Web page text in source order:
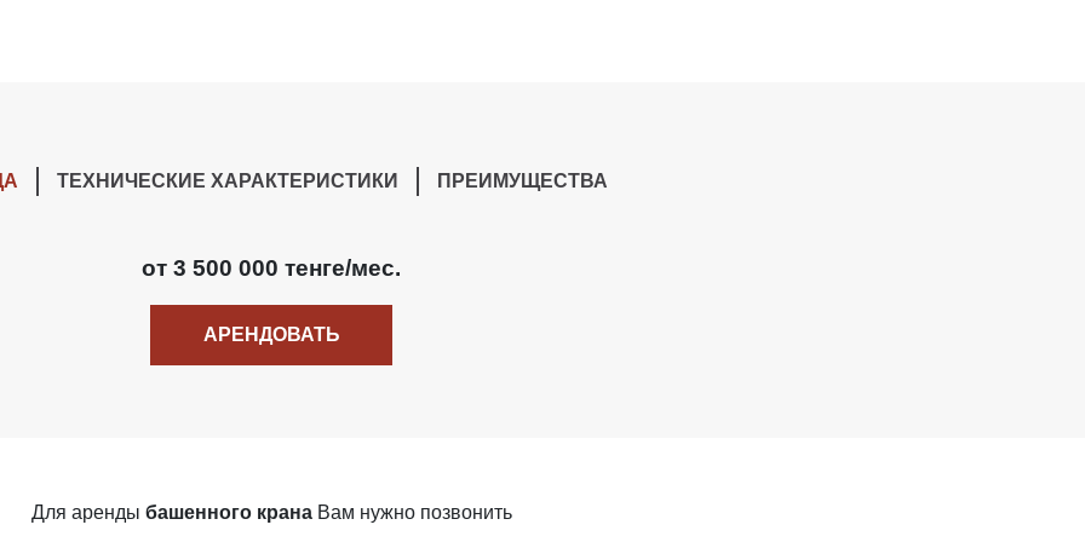
ТЕХНИЧЕСКИЕ ХАРАКТЕРИСТИКИ ПРЕИМУЩЕСТВА
от 3 500 000 тенге/мес.
АРЕНДОВАТЬ
Для аренды башенного крана Вам нужно позвонить